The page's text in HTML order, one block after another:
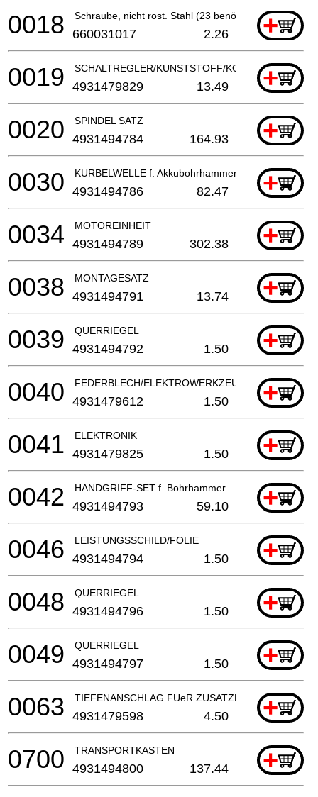
Schraube, nicht rost. Stahl (23 benötigt) +
0018 660031017 2.26
SCHALTREGLER/KUNSTSTOFF/KOMBIHAMMER
+
0019 4931479829 13.49
SPINDEL SATZ +
0020 4931494784 164.93
KURBELWELLE f. Akkubohrhammer +
0030 4931494786 82.47
MOTOREINHEIT +
0034 4931494789 302.38
MONTAGESATZ +
0038 4931494791 13.74
QUERRIEGEL +
0039 4931494792 1.50
FEDERBLECH/ELEKTROWERKZEUG +
0040 4931479612 1.50
ELEKTRONIK +
0041 4931479825 1.50
HANDGRIFF-SET f. Bohrhammer +
0042 4931494793 59.10
LEISTUNGSSCHILD/FOLIE +
0046 4931494794 1.50
QUERRIEGEL +
0048 4931494796 1.50
QUERRIEGEL +
0049 4931494797 1.50
TIEFENANSCHLAG FUeR ZUSATZHANDGRIFF
+
0063 4931479598 4.50
TRANSPORTKASTEN +
0700 4931494800 137.44